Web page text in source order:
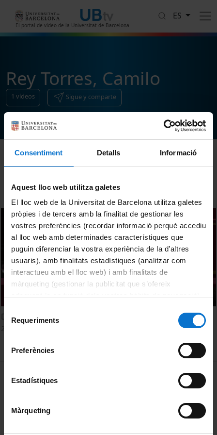
Consentiment Detalls Informació
Aquest lloc web utilitza galetes
El lloc web de la Universitat de Barcelona utilitza galetes
pròpies i de tercers amb la finalitat de gestionar les
vostres preferències (recordar informació perquè accediu
al lloc web amb determinades característiques que
puguin diferenciar la vostra experiència de la d’altres
usuaris), amb finalitats estadístiques (analitzar com
interactueu amb el lloc web) i amb finalitats de
màrqueting (gestionar la publicitat que s’ofereix
consultar laPolítica de galetes del lloc web de la
de Requeriments
Preferències
Estadístiques
Màrqueting
El portal de vídeo de la Universitat de Barcelona
ES
Rey Torres, Camilo
1 vídeos Sigue y comparte
Ordenar
Debate 2
MENÚ PEU 1
Política de Cookies
Privacidad y términos